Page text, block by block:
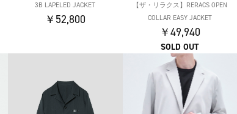
3B LAPELED JACKET
￥52,800
【ザ・リラクス】RERACS OPEN
COLLAR EASY JACKET
￥49,940
SOLD OUT